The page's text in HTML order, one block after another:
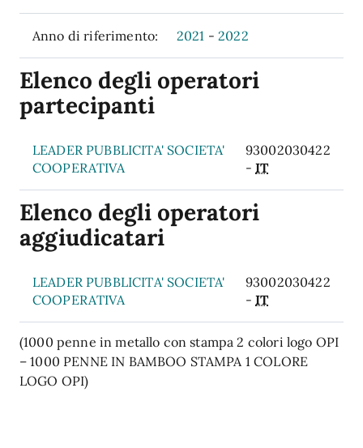
Anno di riferimento: 2021 -2022
Elenco degli operatori
partecipanti
LEADER PUBBLICITA' SOCIETA'
COOPERATIVA
93002030422
-IT
Elenco degli operatori
aggiudicatari
LEADER PUBBLICITA' SOCIETA'
COOPERATIVA
93002030422
-IT
(1000 penne in metallo con stampa 2 colori logo OPI
– 1000 PENNE IN BAMBOO STAMPA 1 COLORE
LOGO OPI)